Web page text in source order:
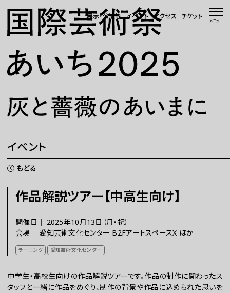
展示・公演等 イベント アクセス チケット メニュー
ニュース 一覧
WEBマガジン
展示・公演等
イベント
国際芸術祭「あいち」とは
チケット
ラーニング
イベント
もどる
作品解説ツアー【中高生向け】
開催日｜ 2025年10月13日（月・祝）
会場｜ 愛知芸術文化センター B2FアートスペースX ほか
ラーニング 愛知芸術文化センター
中学生・高校生向けの作品解説ツアーです。作品の制作に関わったス
タッフと一緒に作品をめぐり、制作の背景や作品に込められた思いを